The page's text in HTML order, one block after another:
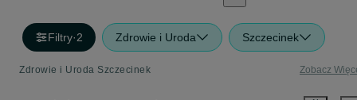
Filtry·2 Zdrowie i Uroda Szczecinek
Zdrowie i Uroda Szczecinek Zobacz